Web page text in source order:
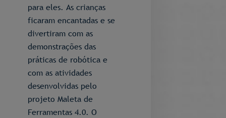
para eles. As crianças
ficaram encantadas e se
divertiram com as
demonstrações das
práticas de robótica e
com as atividades
desenvolvidas pelo
projeto Maleta de
Ferramentas 4.0. O